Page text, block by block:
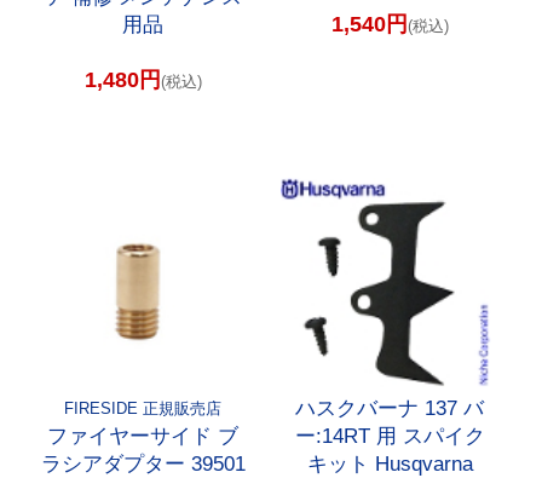
用品
1,480円 (税込)
1,540円 (税込)
FIRESIDE 正規販売店
ファイヤーサイド ブ
ラシアダプター 39501
ハスクバーナ 137 バ
ー:14RT 用 スパイク
キット Husqvarna